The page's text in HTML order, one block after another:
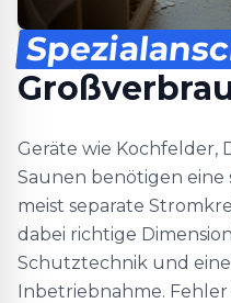
Geräte wie
Saunen benötigen eine
meist separate
dabei richtige
Schutztechnik und
Inbetriebnahme.